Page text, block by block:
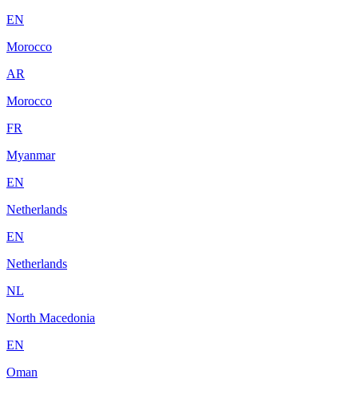
EN
Morocco
AR
Morocco
FR
Myanmar
EN
Netherlands
EN
Netherlands
NL
North Macedonia
EN
Oman